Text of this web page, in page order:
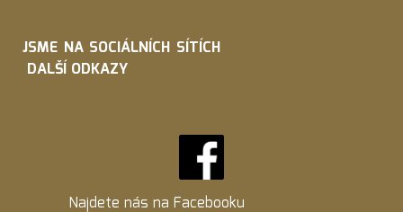
JSME NA SOCIÁLNÍCH SÍTÍCH
DALŠÍ ODKAZY
Najdete nás na Facebooku